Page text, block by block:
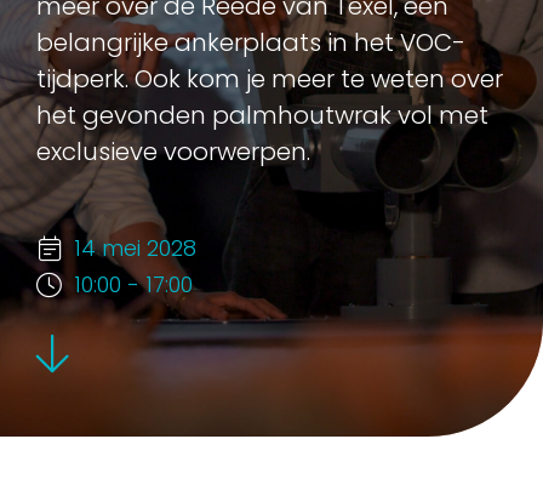
belangrijke ankerplaats in het VOC-
tijdperk. Ook kom je meer te weten over
het gevonden palmhoutwrak vol met
exclusieve voorwerpen.
14 mei 2028
10:00 - 17:00